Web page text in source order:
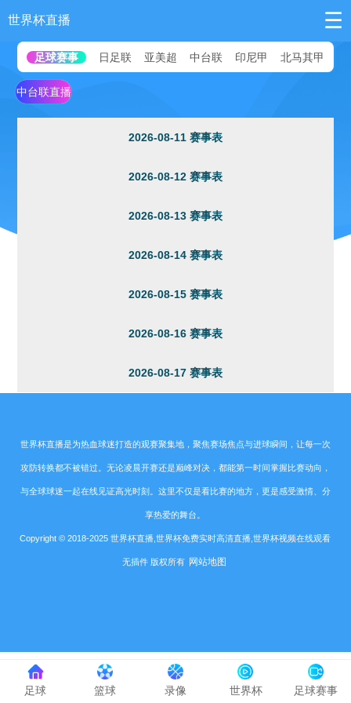
世界杯直播 ☰
足球赛事 日足联 亚美超 中台联 印尼甲 北马其甲
中台联直播
2026-08-11 赛事表
2026-08-12 赛事表
2026-08-13 赛事表
2026-08-14 赛事表
2026-08-15 赛事表
2026-08-16 赛事表
2026-08-17 赛事表
世界杯直播是为热血球迷打造的观赛聚集地，聚焦赛场焦点与进球瞬间，让每一次
攻防转换都不被错过。无论凌晨开赛还是巅峰对决，都能第一时间掌握比赛动向，
与全球球迷一起在线见证高光时刻。这里不仅是看比赛的地方，更是感受激情、分
享热爱的舞台。
Copyright © 2018-2025 世界杯直播,世界杯免费实时高清直播,世界杯视频在线观看
无插件 版权所有 网站地图
足球 篮球 录像 世界杯 足球赛事